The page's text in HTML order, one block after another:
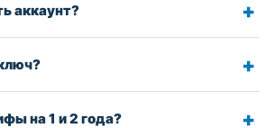
аккаунт?
на 1 и 2 года?